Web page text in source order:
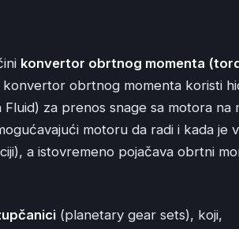
konvertor obrtnog momenta
obrtnog momenta koristi
za prenos snage sa motora na
motoru da radi i kada je
a istovremeno pojačava obrtni
(planetary gear sets), koji,